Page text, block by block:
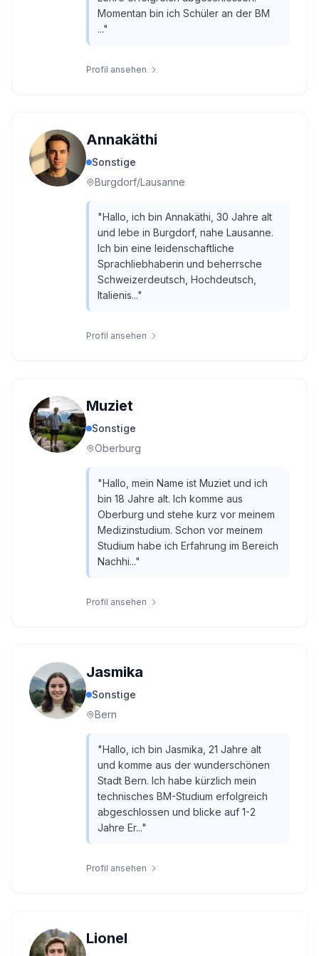
Momentan bin ich Schüler an der BM
..."
Profil ansehen
Annakäthi
Sonstige
Burgdorf/Lausanne
"Hallo, ich bin Annakäthi, 30 Jahre alt
und lebe in Burgdorf, nahe Lausanne.
Ich bin eine leidenschaftliche
Sprachliebhaberin und beherrsche
Schweizerdeutsch, Hochdeutsch,
Italienis..."
Profil ansehen
Muziet
Sonstige
Oberburg
"Hallo, mein Name ist Muziet und ich
bin 18 Jahre alt. Ich komme aus
Oberburg und stehe kurz vor meinem
Medizinstudium. Schon vor meinem
Studium habe ich Erfahrung im Bereich
Nachhi..."
Profil ansehen
Jasmika
Sonstige
Bern
"Hallo, ich bin Jasmika, 21 Jahre alt
und komme aus der wunderschönen
Stadt Bern. Ich habe kürzlich mein
technisches BM-Studium erfolgreich
abgeschlossen und blicke auf 1-2
Jahre Er..."
Profil ansehen
Lionel